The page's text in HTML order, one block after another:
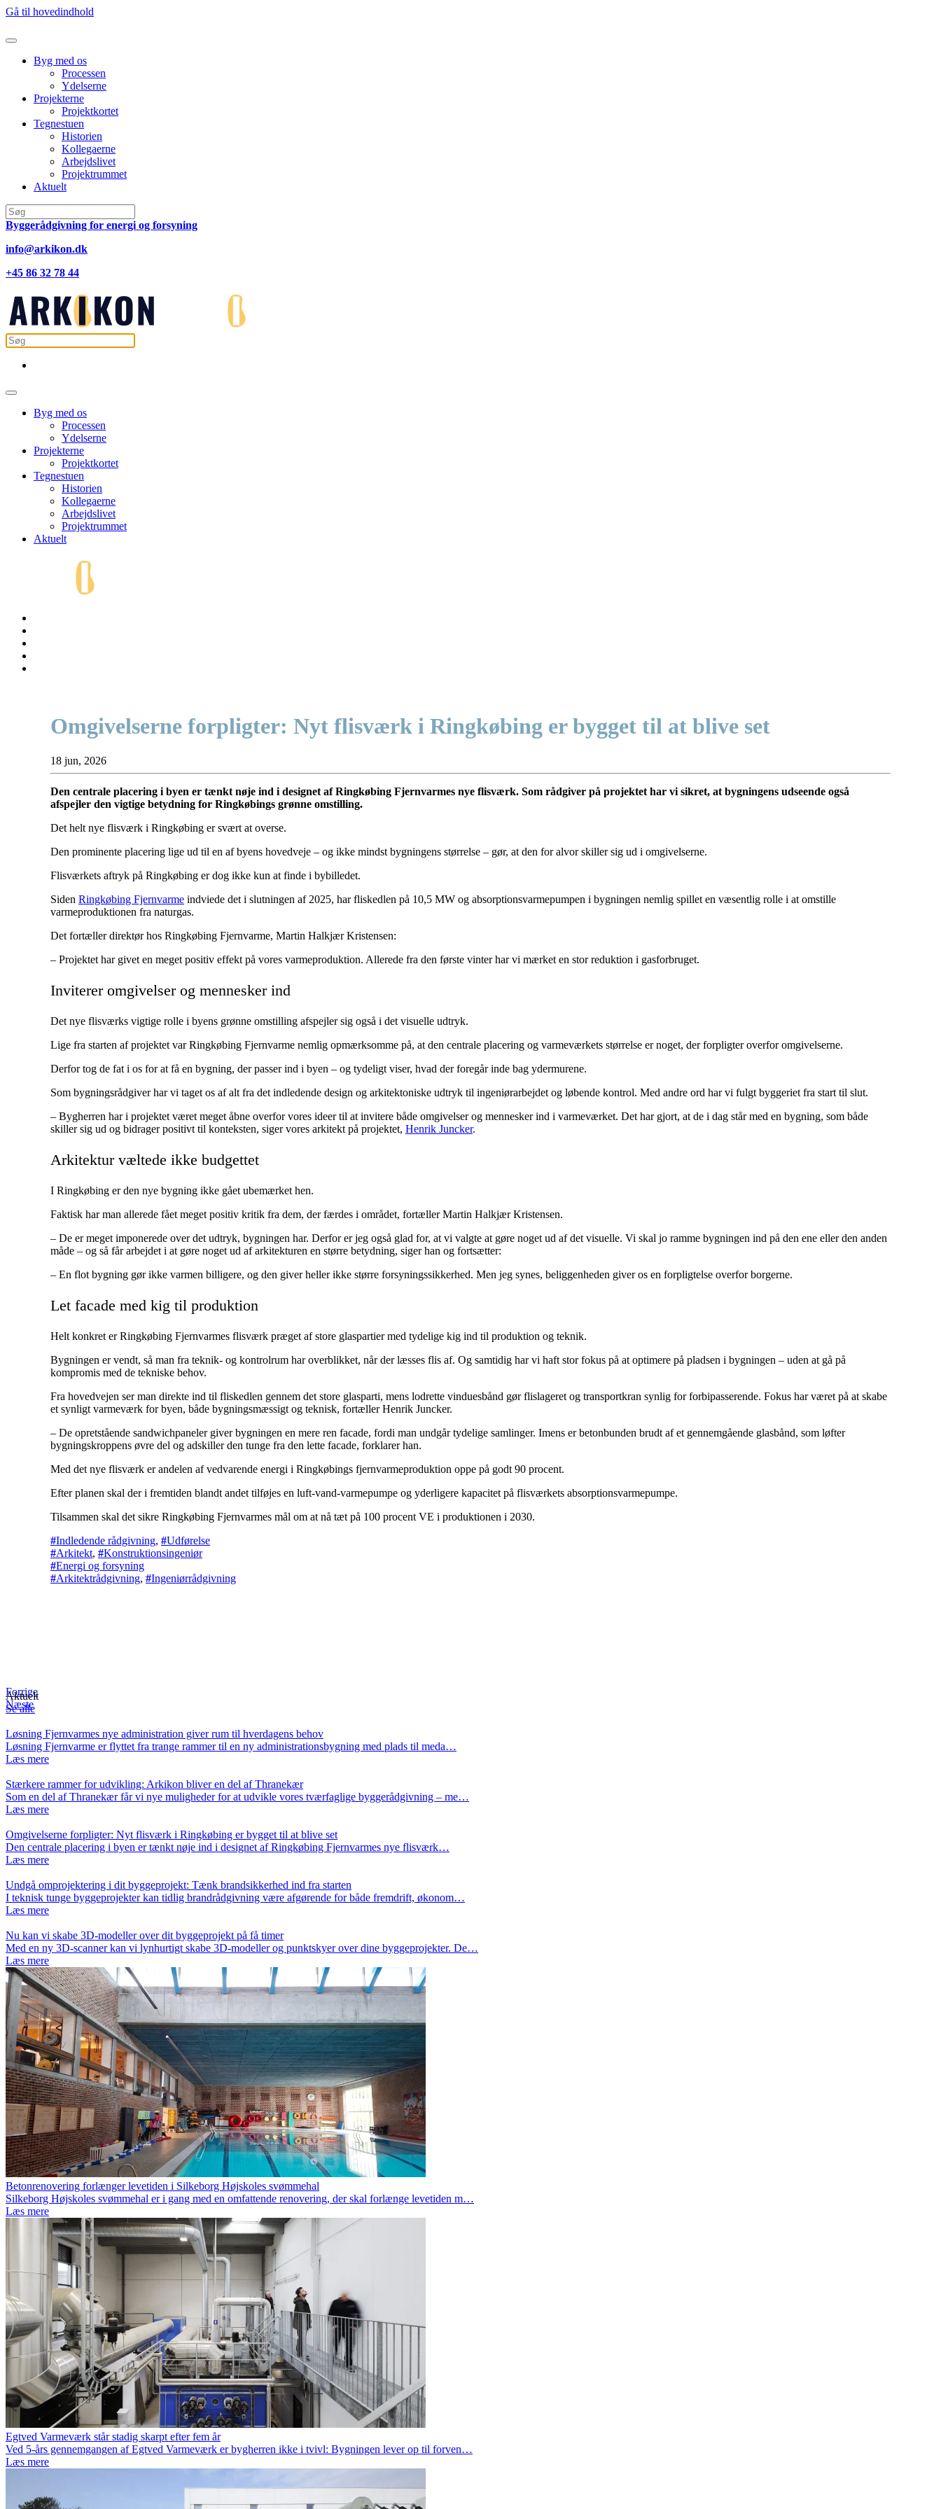
Gå til hovedindhold
Byg med os
Processen
Ydelserne
Projekterne
Projektkortet
Tegnestuen
Historien
Kollegaerne
Arbejdslivet
Projektrummet
Aktuelt
Byggerådgivning for energi og forsyning
info@arkikon.dk
+45 86 32 78 44
Byg med os
Processen
Ydelserne
Projekterne
Projektkortet
Tegnestuen
Historien
Kollegaerne
Arbejdslivet
Projektrummet
Aktuelt
Omgivelserne forpligter: Nyt flisværk i Ringkøbing er bygget til at blive set
18 jun, 2026
Den centrale placering i byen er tænkt nøje ind i designet af Ringkøbing Fjernvarmes nye flisværk. Som rådgiver på projektet har vi sikret, at bygningens udseende også
afspejler den vigtige betydning for Ringkøbings grønne omstilling.
Det helt nye flisværk i Ringkøbing er svært at overse.
Den prominente placering lige ud til en af byens hovedveje – og ikke mindst bygningens størrelse – gør, at den for alvor skiller sig ud i omgivelserne.
Flisværkets aftryk på Ringkøbing er dog ikke kun at finde i bybilledet.
Siden Ringkøbing Fjernvarme indviede det i slutningen af 2025, har fliskedlen på 10,5 MW og absorptionsvarmepumpen i bygningen nemlig spillet en væsentlig rolle i at omstille
varmeproduktionen fra naturgas.
Det fortæller direktør hos Ringkøbing Fjernvarme, Martin Halkjær Kristensen:
– Projektet har givet en meget positiv effekt på vores varmeproduktion. Allerede fra den første vinter har vi mærket en stor reduktion i gasforbruget.
Inviterer omgivelser og mennesker ind
Det nye flisværks vigtige rolle i byens grønne omstilling afspejler sig også i det visuelle udtryk.
Lige fra starten af projektet var Ringkøbing Fjernvarme nemlig opmærksomme på, at den centrale placering og varmeværkets størrelse er noget, der forpligter overfor omgivelserne.
Derfor tog de fat i os for at få en bygning, der passer ind i byen – og tydeligt viser, hvad der foregår inde bag ydermurene.
Som bygningsrådgiver har vi taget os af alt fra det indledende design og arkitektoniske udtryk til ingeniørarbejdet og løbende kontrol. Med andre ord har vi fulgt byggeriet fra start til slut.
– Bygherren har i projektet været meget åbne overfor vores ideer til at invitere både omgivelser og mennesker ind i varmeværket. Det har gjort, at de i dag står med en bygning, som både
skiller sig ud og bidrager positivt til konteksten, siger vores arkitekt på projektet, Henrik Juncker.
Arkitektur væltede ikke budgettet
I Ringkøbing er den nye bygning ikke gået ubemærket hen.
Faktisk har man allerede fået meget positiv kritik fra dem, der færdes i området, fortæller Martin Halkjær Kristensen.
– De er meget imponerede over det udtryk, bygningen har. Derfor er jeg også glad for, at vi valgte at gøre noget ud af det visuelle. Vi skal jo ramme bygningen ind på den ene eller den anden
måde – og så får arbejdet i at gøre noget ud af arkitekturen en større betydning, siger han og fortsætter:
– En flot bygning gør ikke varmen billigere, og den giver heller ikke større forsyningssikkerhed. Men jeg synes, beliggenheden giver os en forpligtelse overfor borgerne.
Let facade med kig til produktion
Helt konkret er Ringkøbing Fjernvarmes flisværk præget af store glaspartier med tydelige kig ind til produktion og teknik.
Bygningen er vendt, så man fra teknik- og kontrolrum har overblikket, når der læsses flis af. Og samtidig har vi haft stor fokus på at optimere på pladsen i bygningen – uden at gå på
kompromis med de tekniske behov.
Fra hovedvejen ser man direkte ind til fliskedlen gennem det store glasparti, mens lodrette vinduesbånd gør flislageret og transportkran synlig for forbipasserende. Fokus har været på at skabe
et synligt varmeværk for byen, både bygningsmæssigt og teknisk, fortæller Henrik Juncker.
– De opretstående sandwichpaneler giver bygningen en mere ren facade, fordi man undgår tydelige samlinger. Imens er betonbunden brudt af et gennemgående glasbånd, som løfter
bygningskroppens øvre del og adskiller den tunge fra den lette facade, forklarer han.
Med det nye flisværk er andelen af vedvarende energi i Ringkøbings fjernvarmeproduktion oppe på godt 90 procent.
Efter planen skal der i fremtiden blandt andet tilføjes en luft-vand-varmepumpe og yderligere kapacitet på flisværkets absorptionsvarmepumpe.
Tilsammen skal det sikre Ringkøbing Fjernvarmes mål om at nå tæt på 100 procent VE i produktionen i 2030.
Indledende rådgivning,
Udførelse
Arkitekt,
Konstruktionsingeniør
Energi og forsyning
Arkitektrådgivning, Ingeniørrådgivning
Forrige
Næste
Aktuelt
Se alle
Løsning Fjernvarmes nye administration giver rum til hverdagens behov
Løsning Fjernvarme er flyttet fra trange rammer til en ny administrationsbygning med plads til meda…
Læs mere
Stærkere rammer for udvikling: Arkikon bliver en del af Thranekær
Som en del af Thranekær får vi nye muligheder for at udvikle vores tværfaglige byggerådgivning – me…
Læs mere
Omgivelserne forpligter: Nyt flisværk i Ringkøbing er bygget til at blive set
Den centrale placering i byen er tænkt nøje ind i designet af Ringkøbing Fjernvarmes nye flisværk…
Læs mere
Undgå omprojektering i dit byggeprojekt: Tænk brandsikkerhed ind fra starten
I teknisk tunge byggeprojekter kan tidlig brandrådgivning være afgørende for både fremdrift, økonom…
Læs mere
Nu kan vi skabe 3D-modeller over dit byggeprojekt på få timer
Med en ny 3D-scanner kan vi lynhurtigt skabe 3D-modeller og punktskyer over dine byggeprojekter. De…
Læs mere
Betonrenovering forlænger levetiden i Silkeborg Højskoles svømmehal
Silkeborg Højskoles svømmehal er i gang med en omfattende renovering, der skal forlænge levetiden m…
Læs mere
Egtved Varmeværk står stadig skarpt efter fem år
Ved 5-års gennemgangen af Egtved Varmeværk er bygherren ikke i tvivl: Bygningen lever op til forven…
Læs mere